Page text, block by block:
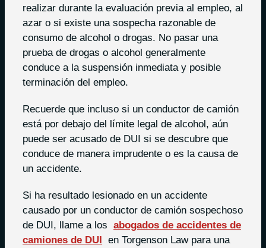
realizar durante la evaluación previa al empleo, al
azar o si existe una sospecha razonable de
consumo de alcohol o drogas. No pasar una
prueba de drogas o alcohol generalmente
conduce a la suspensión inmediata y posible
terminación del empleo.
Recuerde que incluso si un conductor de camión
está por debajo del límite legal de alcohol, aún
puede ser acusado de DUI si se descubre que
conduce de manera imprudente o es la causa de
un accidente.
Si ha resultado lesionado en un accidente
causado por un conductor de camión sospechoso
de DUI, llame a los abogados de accidentes de
camiones de DUI
en Torgenson Law para una